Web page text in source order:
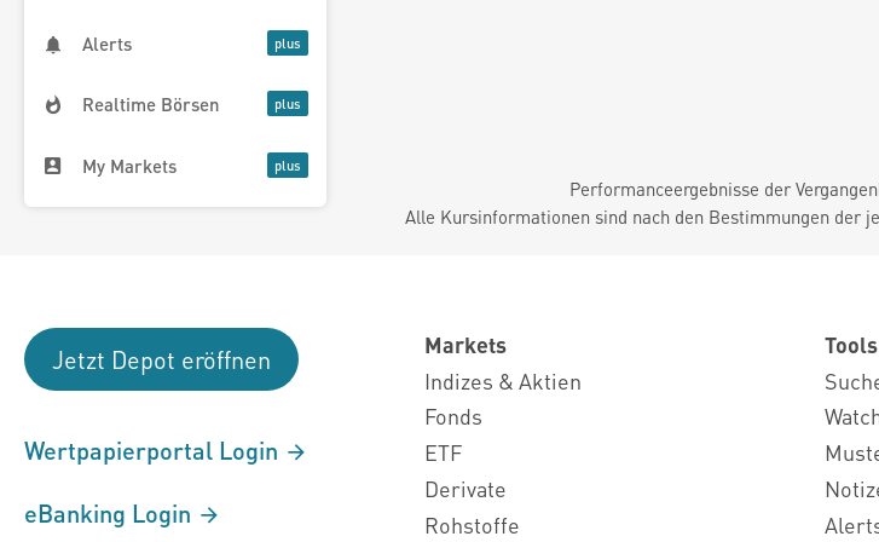
Alerts
Realtime Börsen
My Markets
Performanceergebnisse der
Alle Kursinformationen sind nach den Bestimmungen der
Jetzt Depot eröffnen
Wertpapierportal Login
eBanking Login
Markets
Indizes & Aktien
Fonds
ETF
Derivate
Rohstoffe
Tools